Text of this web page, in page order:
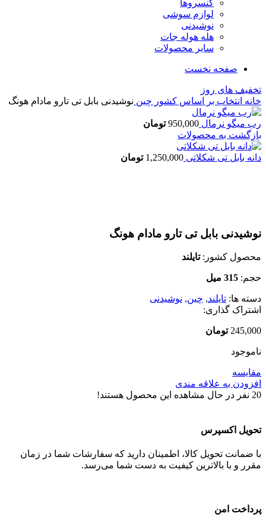
کنسروها
لوازم سوشی
نوشیدنی
هله هوله جات
سایر محصولات
صفحه نخست
تخفیف های روز
خانه انتخاب بر اساس کشور چین نوشیدنی بابل تی تارو مادام هونگ
رب میگو نرمال 950,000 تومان
بازگشت به محصولات
دانه بابل تی شکلاتی 1,250,000 تومان
نوشیدنی بابل تی تارو مادام هونگ
محصول کشور:تایلند
حجم: 315 میل
دسته ها: تایلند, چین, نوشیدنی
اشتراک گذاری:
245,000 تومان
ناموجود
مقایسه
افزودن به علاقه مندی
20 نفر در حال مشاهده این محصول هستند!
تحویل اکسپرس
با ضمانت تحویل کالا، اطمینان دارید که سفارشات شما در زمان
مقرر و با بالاترین کیفیت به دست شما می‌رسد.
پرداخت امن